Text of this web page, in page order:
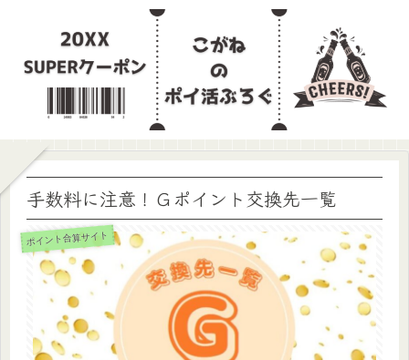
手数料に注意！Ｇポイント交換先一覧
ポイント合算サイト